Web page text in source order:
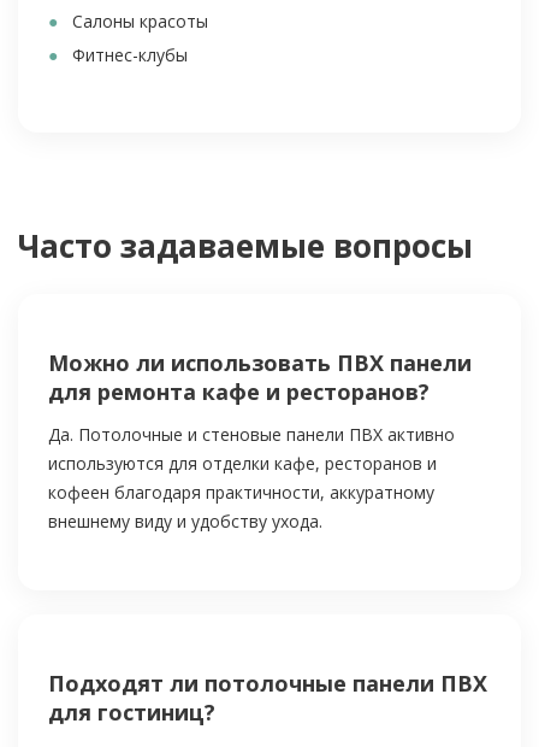
Салоны красоты
Фитнес-клубы
Часто задаваемые вопросы
Можно ли использовать ПВХ панели
для ремонта кафе и ресторанов?
Да. Потолочные и стеновые панели ПВХ активно
используются для отделки кафе, ресторанов и
кофеен благодаря практичности, аккуратному
внешнему виду и удобству ухода.
Подходят ли потолочные панели ПВХ
для гостиниц?